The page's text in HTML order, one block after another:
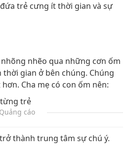
trẻ cưng ít thời gian và sự
nhẽo qua những cơn ốm
gian ở bên chúng. Chúng
Cha mẹ có con ốm nên:
trẻ
Quảng cáo
thành trung tâm sự chú ý.